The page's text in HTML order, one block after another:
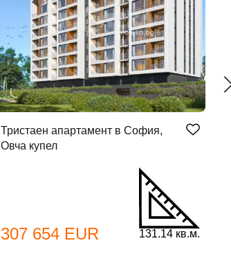
Тристаен апартамент в София,
Овча купел
307 654 EUR 131.14 кв.м.